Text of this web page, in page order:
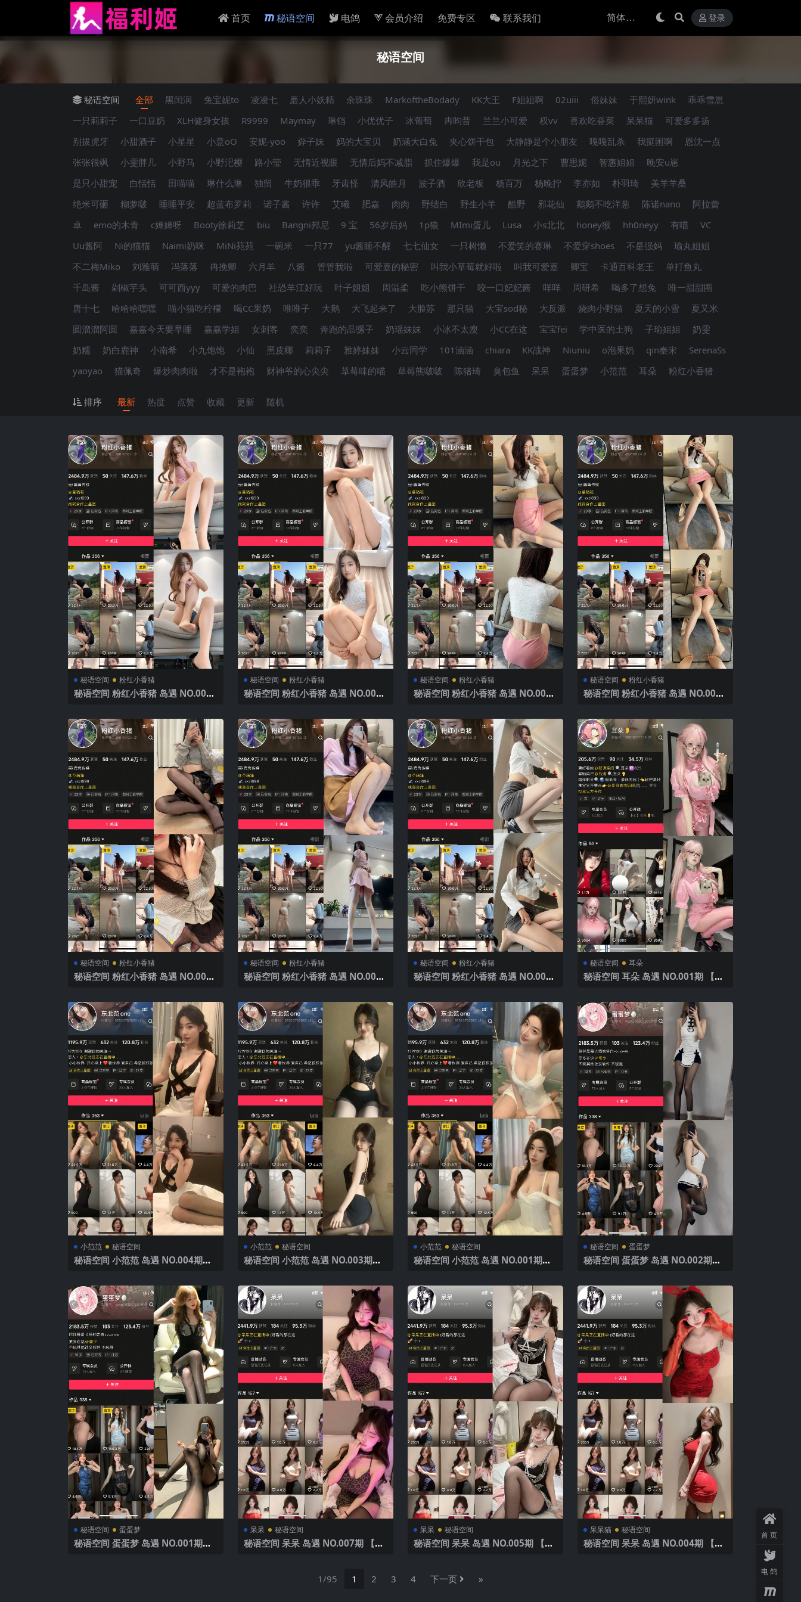
首页 秘语空间 电鸽 会员介绍 免费专区 联系我们 登录
秘语空间
秘语空间 全部 黑闰润 兔宝妮to 凌凌七 磨人小妖精 余珠珠 MarkoftheBodady KK大王 F姐姐啊 02uiii 俗妹妹 于熙妍wink
乖乖雪崽
一只莉莉子
一口豆奶 XLH健身女孩 R9999 Maymay 琳铛 小优优子 冰葡萄 冉昀昔 兰兰小可爱 权vv 喜欢吃香菜 呆呆猫
可爱多多扬
别拔虎牙
小甜酒子 小星星 小意oO 安妮-yoo 孬子妹 妈的大宝贝 奶涵大白兔 夹心饼干包 大静静是个小朋友 嘎嘎乱杀 我挺困啊
恩沈一点
张张很飒
小雯胖几 小野马 小野汜樱 路小莹 无情近视眼 无情后妈不减脂 抓住爆爆 我是ou 月光之下 曹思妮 智惠姐姐
晚安u崽
是只小甜宠
白恬恬 田喵喵 琳什么琳 独留 牛奶很乖 牙齿怪 清风皓月 波子酒 欣老板 杨百万 杨晚拧 李亦如 朴羽琦
美羊羊桑
绝米可砸
糊萝啵 睡睡平安 超蓝布罗莉 诺子酱 许许 艾曦 肥嘉 肉肉 野结白 野生小羊 酷野 邪花仙 鹅鹅不吃洋葱 陈诺nano
阿拉蕾
卓
emo的木青 c婵婵呀 Booty徐莉芝 biu Bangni邦尼 9 宝 56岁后妈 1p狼 MImi蛋儿 Lusa 小s北北 honey猴 hh0neyy 有喵
VC
Uu酱阿
Ni的猫猫 Naimi奶咪 MiNi苑苑 一碗米 一只77 yu酱睡不醒 七七仙女 一只树懒 不爱笑的赛琳 不爱穿shoes 不是强妈
瑜丸姐姐
不二梅Miko
刘雅萌 冯落落 冉挽卿 六月羊 八酱 管管我啦 可爱嘉的秘密 叫我小草莓就好啦 叫我可爱嘉 卿宝 卡通百科老王
单打鱼丸
千岛酱
剁椒芋头 可可西yyy 可爱的肉巴 社恐羊江好玩 叶子姐姐 周温柔 吃小熊饼干 咬一口妃妃酱 咩咩 周研希 喝多了想兔
唯一甜甜圈
唐十七
哈哈哈嘿嘿 喵小猫吃柠檬 喝CC果奶 唯唯子 大鹅 大飞起来了 大脸苏 那只猫 大宝sod秘 大反派 烧肉小野猫 夏天的小雪
夏又米
圆溜溜阿圆
嘉嘉今天要早睡 嘉嘉学姐 女刺客 奕奕 奔跑的晶骡子 奶瑶妹妹 小冰不太瘦 小CC在这 宝宝fei 学中医的土狗 子瑜姐姐
奶雯
奶糯
奶白鹿神 小南希 小九饱饱 小仙 黑皮椰 莉莉子 雅婷妹妹 小云同学 101涵涵 chiara KK战神 Niuniu o泡果奶 qin秦宋
SerenaSs
yaoyao
猫佩奇 爆炒肉肉啦 才不是袍袍 财神爷的心尖尖 草莓味的喵 草莓熊啵啵 陈猪琦 臭包鱼 呆呆 蛋蛋梦 小范范 耳朵 粉红小香猪
排序 最新 热度 点赞 收藏 更新 随机
秘语空间 粉红小香猪
秘语空间 粉红小香猪 岛遇 NO.008
秘语空间 粉红小香猪
秘语空间 粉红小香猪 岛遇 NO.007
秘语空间 粉红小香猪
秘语空间 粉红小香猪 岛遇 NO.005
秘语空间 粉红小香猪
秘语空间 粉红小香猪 岛遇 NO.004
秘语空间 粉红小香猪
秘语空间 粉红小香猪 岛遇 NO.003
秘语空间 粉红小香猪
秘语空间 粉红小香猪 岛遇 NO.002
秘语空间 粉红小香猪
秘语空间 粉红小香猪 岛遇 NO.001
秘语空间 耳朵
秘语空间 耳朵 岛遇 NO.001期 【5P
小范范 秘语空间
秘语空间 小范范 岛遇 NO.004期
小范范 秘语空间
秘语空间 小范范 岛遇 NO.003期
小范范 秘语空间
秘语空间 小范范 岛遇 NO.001期
秘语空间 蛋蛋梦
秘语空间 蛋蛋梦 岛遇 NO.002期
秘语空间 蛋蛋梦
秘语空间 蛋蛋梦 岛遇 NO.001期
呆呆 秘语空间
秘语空间 呆呆 岛遇 NO.007期 【10
呆呆 秘语空间
秘语空间 呆呆 岛遇 NO.005期 【9
呆呆猫 秘语空间
秘语空间 呆呆 岛遇 NO.004期 【7
1/95 1 2 3 4 下一页 »
首页
电鸽